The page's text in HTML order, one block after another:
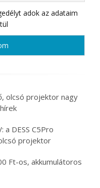
adok az adataim
olcsó projektor nagy
a DESS C5Pro
projektor
Ft-os, akkumulátoros